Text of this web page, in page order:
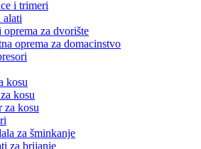
i trimeri
alati
za dvorište
oprema za domacinstvo
kosu
kosu
za kosu
za šminkanje
za brijanje